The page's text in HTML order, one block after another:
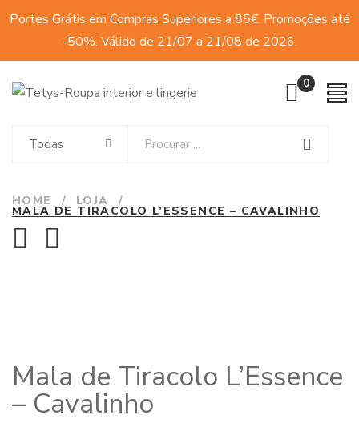
Portes Grátis em Compras Superiores a 85€. Promoções até
-50%. Válido de 21/07 a 21/08 de 2026.
0
Todas
HOME / LOJA /
MALA DE TIRACOLO L’ESSENCE – CAVALINHO
Mala de Tiracolo L’Essence
– Cavalinho